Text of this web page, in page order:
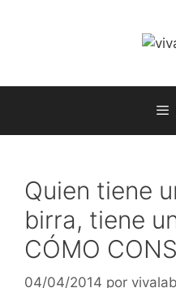
Quien tiene
birra, tiene
CÓMO
04/04/2014 por